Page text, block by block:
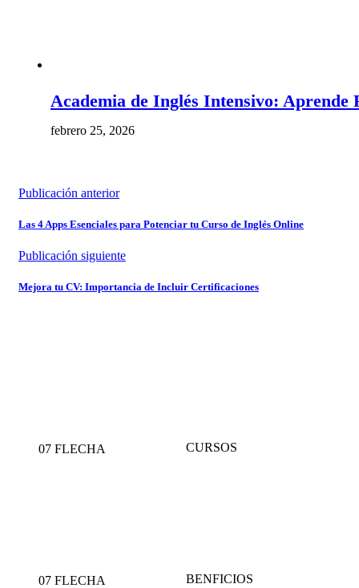
Academia de Inglés Intensivo: Aprende
febrero 25, 2026
Publicación anterior
Las 4 Apps Esenciales para Potenciar tu Curso de Inglés Online
Publicación siguiente
Mejora tu CV: Importancia de Incluir Certificaciones
07 FLECHA CURSOS
07 FLECHA BENFICIOS